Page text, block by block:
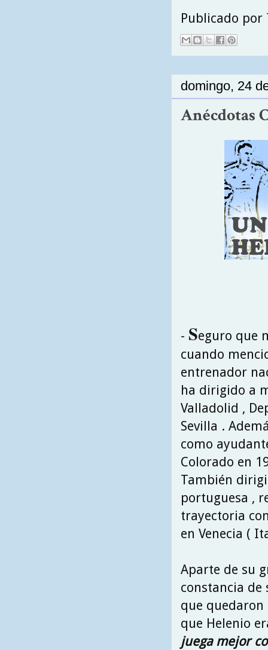
Publicado por
domingo, 24
Anécdotas
- Seguro que
cuando
entrenador
ha dirigido a
Valladolid ,
Sevilla .
como
Colorado en
También
portuguesa ,
trayectoria
en Venecia (
Aparte de su
constancia
que
que Helenio
juega mejor